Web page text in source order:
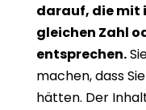
darauf, die mit
gleichen Zahl
entsprechen.
machen, dass
hätten. Der